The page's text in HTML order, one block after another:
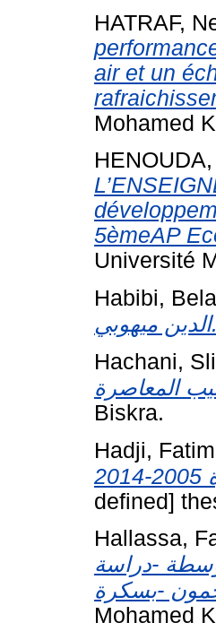
HATRAF,
air et un
Mohamed
5èmeAP
Université
Habibi,
الدين ميهوبي.
Hachani,
Biskra.
Hadji,
defined]
Hallassa,
-دراسة
Mohamed